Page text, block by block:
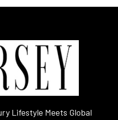
Lifestyle Meets Global